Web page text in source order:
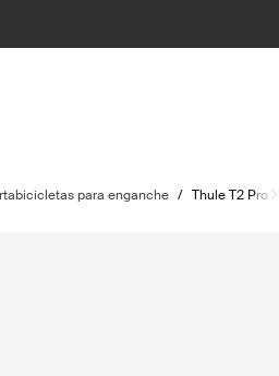
para enganche / Thule T2 Pro